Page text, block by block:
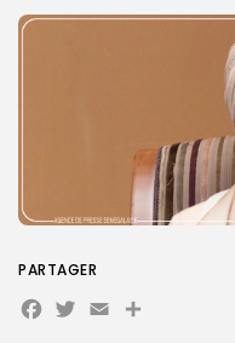
PARTAGER
Facebook
Twitter
Email